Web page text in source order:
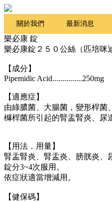
關於我們 最新消息
Q&A
樂必康 錠
樂必康錠２５０公絲（匹培咪
【成分】
Pipemidic Acid...............250mg
【適應症】
由綠膿菌、大腸菌，變形桿菌
櫞桿菌所引起的腎盂腎炎、尿
【用法．用量】
腎盂腎炎、腎盂炎、膀胱炎、
錠分3~4次服用。
依症狀適當增減用。
【健保碼】